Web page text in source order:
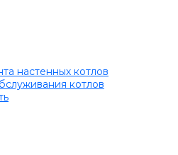
настенных котлов
котлов